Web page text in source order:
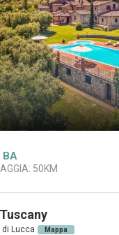
BA
50KM
di Lucca Mappa